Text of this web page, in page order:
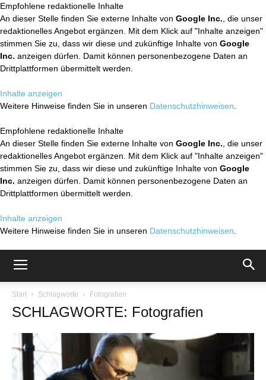
Empfohlene redaktionelle Inhalte
An dieser Stelle finden Sie externe Inhalte von Google Inc. , die unser
redaktionelles Angebot ergänzen. Mit dem Klick auf "Inhalte anzeigen"
stimmen Sie zu, dass wir diese und zukünftige Inhalte von Google
Inc. anzeigen dürfen. Damit können personenbezogene Daten an
Drittplattformen übermittelt werden.
Inhalte anzeigen
Weitere Hinweise finden Sie in unseren Datenschutzhinweisen
Empfohlene redaktionelle Inhalte
An dieser Stelle finden Sie externe Inhalte von Google Inc. , die unser
redaktionelles Angebot ergänzen. Mit dem Klick auf "Inhalte anzeigen"
stimmen Sie zu, dass wir diese und zukünftige Inhalte von Google
Inc. anzeigen dürfen. Damit können personenbezogene Daten an
Drittplattformen übermittelt werden.
Inhalte anzeigen
Weitere Hinweise finden Sie in unseren Datenschutzhinweisen
Start Schlagworte Fotografien
SCHLAGWORTE: Fotografien